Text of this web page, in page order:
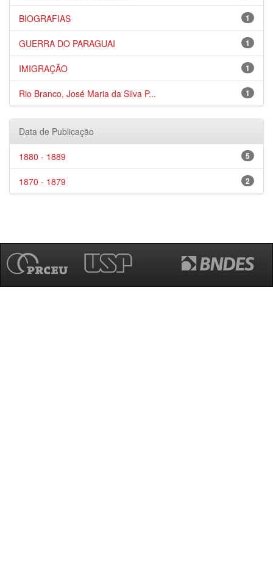
1
BIOGRAFIAS
1
GUERRA DO PARAGUAI
1
IMIGRAÇÃO
1
Rio Branco, José Maria da Silva P...
Data de Publicação
5
1880 - 1889
2
1870 - 1879